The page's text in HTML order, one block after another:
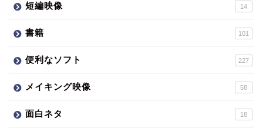
短編映像 14
書籍 101
便利なソフト 227
メイキング映像 58
面白ネタ 18